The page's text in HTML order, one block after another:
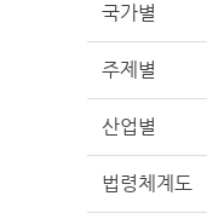
국가별
주제별
산업별
법령체계도